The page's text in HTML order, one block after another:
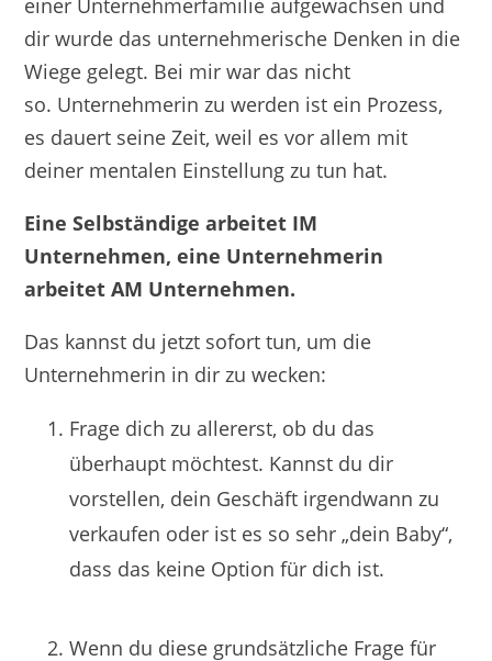
einer Unternehmerfamilie aufgewachsen und
dir wurde das unternehmerische Denken in die
Wiege gelegt. Bei mir war das nicht
so. Unternehmerin zu werden ist ein Prozess,
es dauert seine Zeit, weil es vor allem mit
deiner mentalen Einstellung zu tun hat.
Eine Selbständige arbeitet IM
Unternehmen, eine Unternehmerin
arbeitet AM Unternehmen.
Das kannst du jetzt sofort tun, um die
Unternehmerin in dir zu wecken:
Frage dich zu allererst, ob du das
überhaupt möchtest. Kannst du dir
vorstellen, dein Geschäft irgendwann zu
verkaufen oder ist es so sehr „dein Baby“,
dass das keine Option für dich ist.
Wenn du diese grundsätzliche Frage für